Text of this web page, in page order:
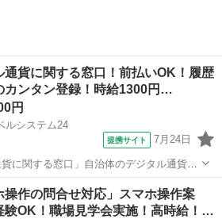
通貨に関する窓口！前払いOK！履歴
カンタン登録！時給1300円…
円
ルシステム24
提携サイト 7月24日
に関する窓口」自治体のデジタル通貨の
OK 【コメント】 ベルシス
勤務、短期や長期など様々なお仕事をご
で...
応
操作の問合せ対応」スマホ操作案
験OK！職場見学会実施！高時給！…